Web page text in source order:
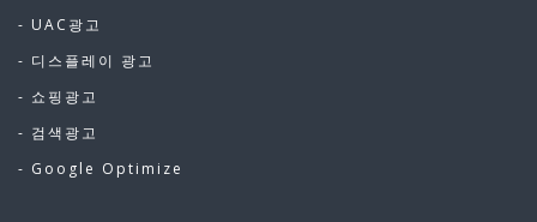
- UAC광고
- 디스플레이 광고
- 쇼핑광고
- 검색광고
- Google Optimize